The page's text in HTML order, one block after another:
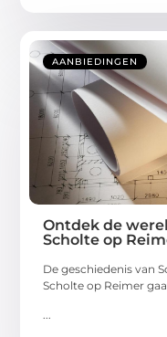
AANBIEDINGEN
Ontdek de
Scholte op
De geschiedenis van
Scholte op Reimer
...